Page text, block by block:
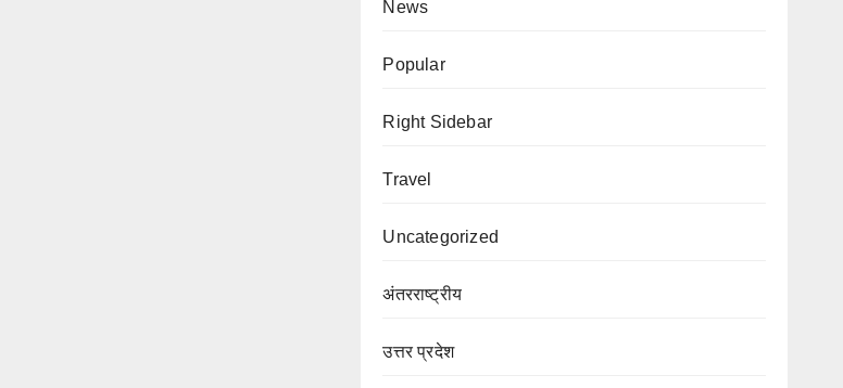
News
Popular
Right Sidebar
Travel
Uncategorized
अंतरराष्ट्रीय
उत्तर प्रदेश